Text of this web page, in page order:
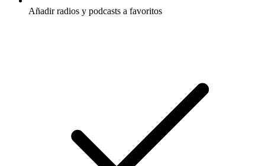
Añadir radios y podcasts a favoritos